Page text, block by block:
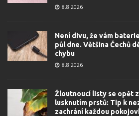
8.8.2026
Není divu, že vám
půl dne. Většina Čechů
chybu
8.8.2026
Žloutnoucí listy se opět
lusknutím prstů: Tip k
zachrání každou